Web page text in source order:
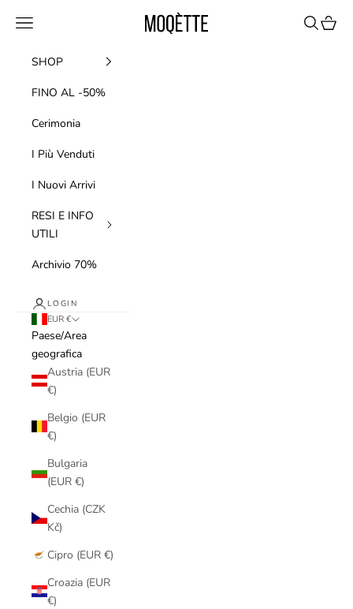
Moqette
Menù Cerca
SHOP
FINO AL -50%
Cerimonia
I Più Venduti
I Nuovi Arrivi
RESI E INFO
UTILI
Archivio 70%
LOGIN
EUR €
Paese/Area
geografica
Austria (EUR
€)
Belgio (EUR
€)
Bulgaria
(EUR €)
Cechia (CZK
Kč)
Cipro (EUR €)
Croazia (EUR
€)